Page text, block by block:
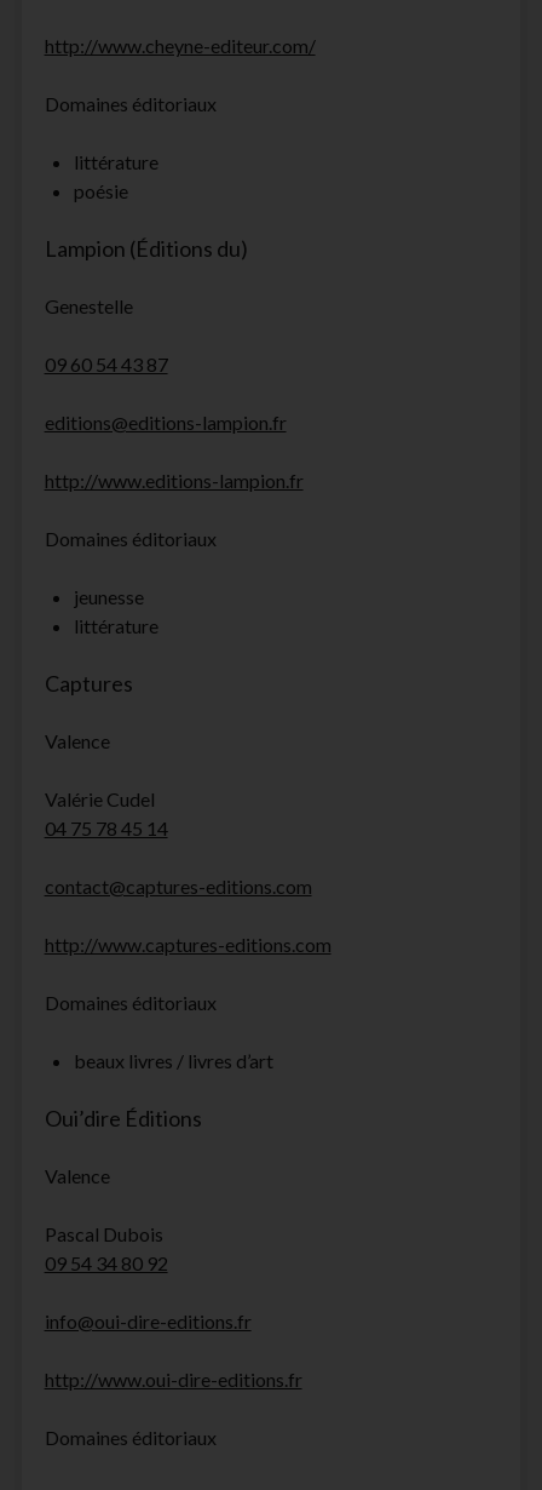
http://www.cheyne-editeur.com/
Domaines éditoriaux
littérature
poésie
Lampion (Éditions du)
Genestelle
09 60 54 43 87
editions@editions-lampion.fr
http://www.editions-lampion.fr
Domaines éditoriaux
jeunesse
littérature
Captures
Valence
Valérie Cudel
04 75 78 45 14
contact@captures-editions.com
http://www.captures-editions.com
Domaines éditoriaux
beaux livres / livres d’art
Oui’dire Éditions
Valence
Pascal Dubois
09 54 34 80 92
info@oui-dire-editions.fr
http://www.oui-dire-editions.fr
Domaines éditoriaux